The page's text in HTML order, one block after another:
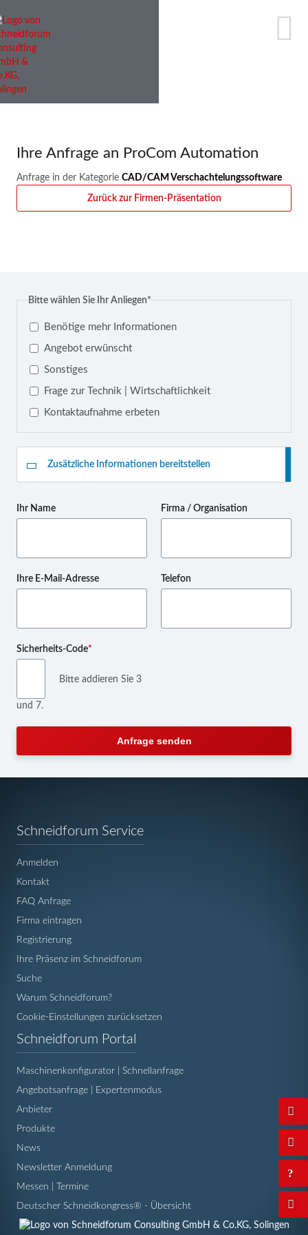
Ihre Anfrage an ProCom Automation
Anfrage in der Kategorie CAD/CAM Verschachtelungssoftware
Zurück zur Firmen-Präsentation
Pflichtfeld
Bitte wählen Sie Ihr Anliegen*
Benötige mehr Informationen
Angebot erwünscht
Sonstiges
Frage zur Technik | Wirtschaftlichkeit
Kontaktaufnahme erbeten
Zusätzliche Informationen bereitstellen
Ihr Name Firma / Organisation
Ihre E-Mail-Adresse Telefon
Pflichtfeld
Sicherheits-Code*
Bitte addieren Sie 3
und 7.
Anfrage senden
Schneidforum ServiceNavigation
Anmelden
Kontakt
FAQ Anfrage
Firma eintragen
Registrierung
Ihre Präsenz im Schneidforum
Suche
Warum Schneidforum?
Cookie-Einstellungen zurücksetzen
Schneidforum Portal
Maschinenkonfigurator | Schnellanfrage
Angebotsanfrage | Expertenmodus
Anbieter
Produkte
News
Newsletter Anmeldung
Messen | Termine
Deutscher Schneidkongress® - Übersicht